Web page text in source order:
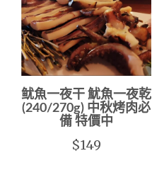
鱿魚一夜干 魷魚一夜乾
(240/270g) 中秋烤肉必
備 特價中
$149